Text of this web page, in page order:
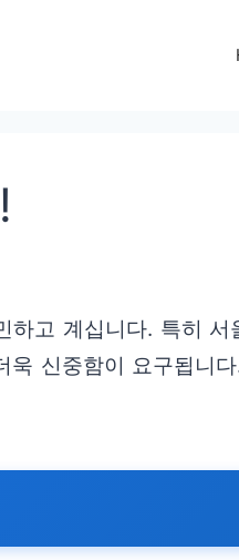
하고 계십니다. 특히
신중함이 요구됩니